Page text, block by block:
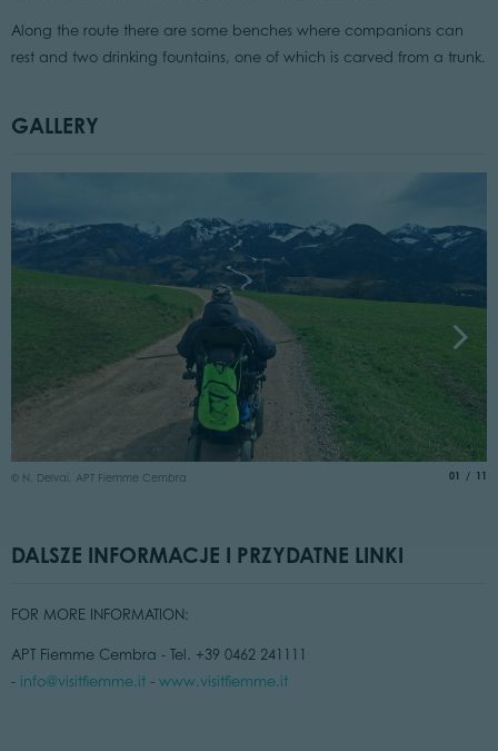
Along the route there are some benches where companions can
rest and two drinking fountains, one of which is carved from a trunk.
GALLERY
© N. Delvai, APT Fiemme Cembra 01 of
11
DALSZE INFORMACJE I PRZYDATNE LINKI
FOR MORE INFORMATION:
APT Fiemme Cembra - Tel. +39 0462 241111
- info@visitfiemme.it- www.visitfiemme.it